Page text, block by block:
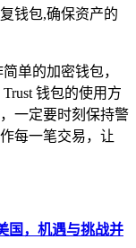
钱包,确保资产的
单的加密钱包，
钱包的使用方
一定要时刻保持警
每一笔交易，让
国，机遇与挑战并